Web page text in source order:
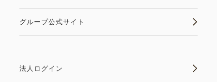
グループ公式サイト
法人ログイン